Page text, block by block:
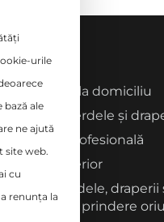
SERVICII
Măsurători la domiciliu
Croitorie perdele și
Curățare profesională
Design interior
Montaj perdele, draperii
sisteme de prindere
urile
ale
ne ajută
site web.
cu
renunța la